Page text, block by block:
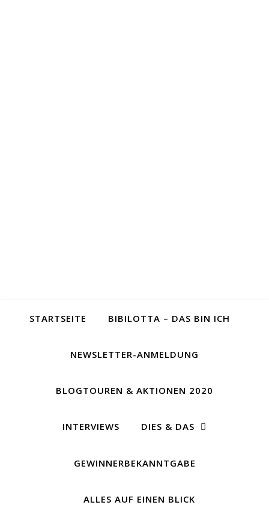
STARTSEITE BIBILOTTA – DAS BIN ICH
NEWSLETTER-ANMELDUNG
BLOGTOUREN & AKTIONEN 2020
INTERVIEWS DIES & DAS
GEWINNERBEKANNTGABE
ALLES AUF EINEN BLICK